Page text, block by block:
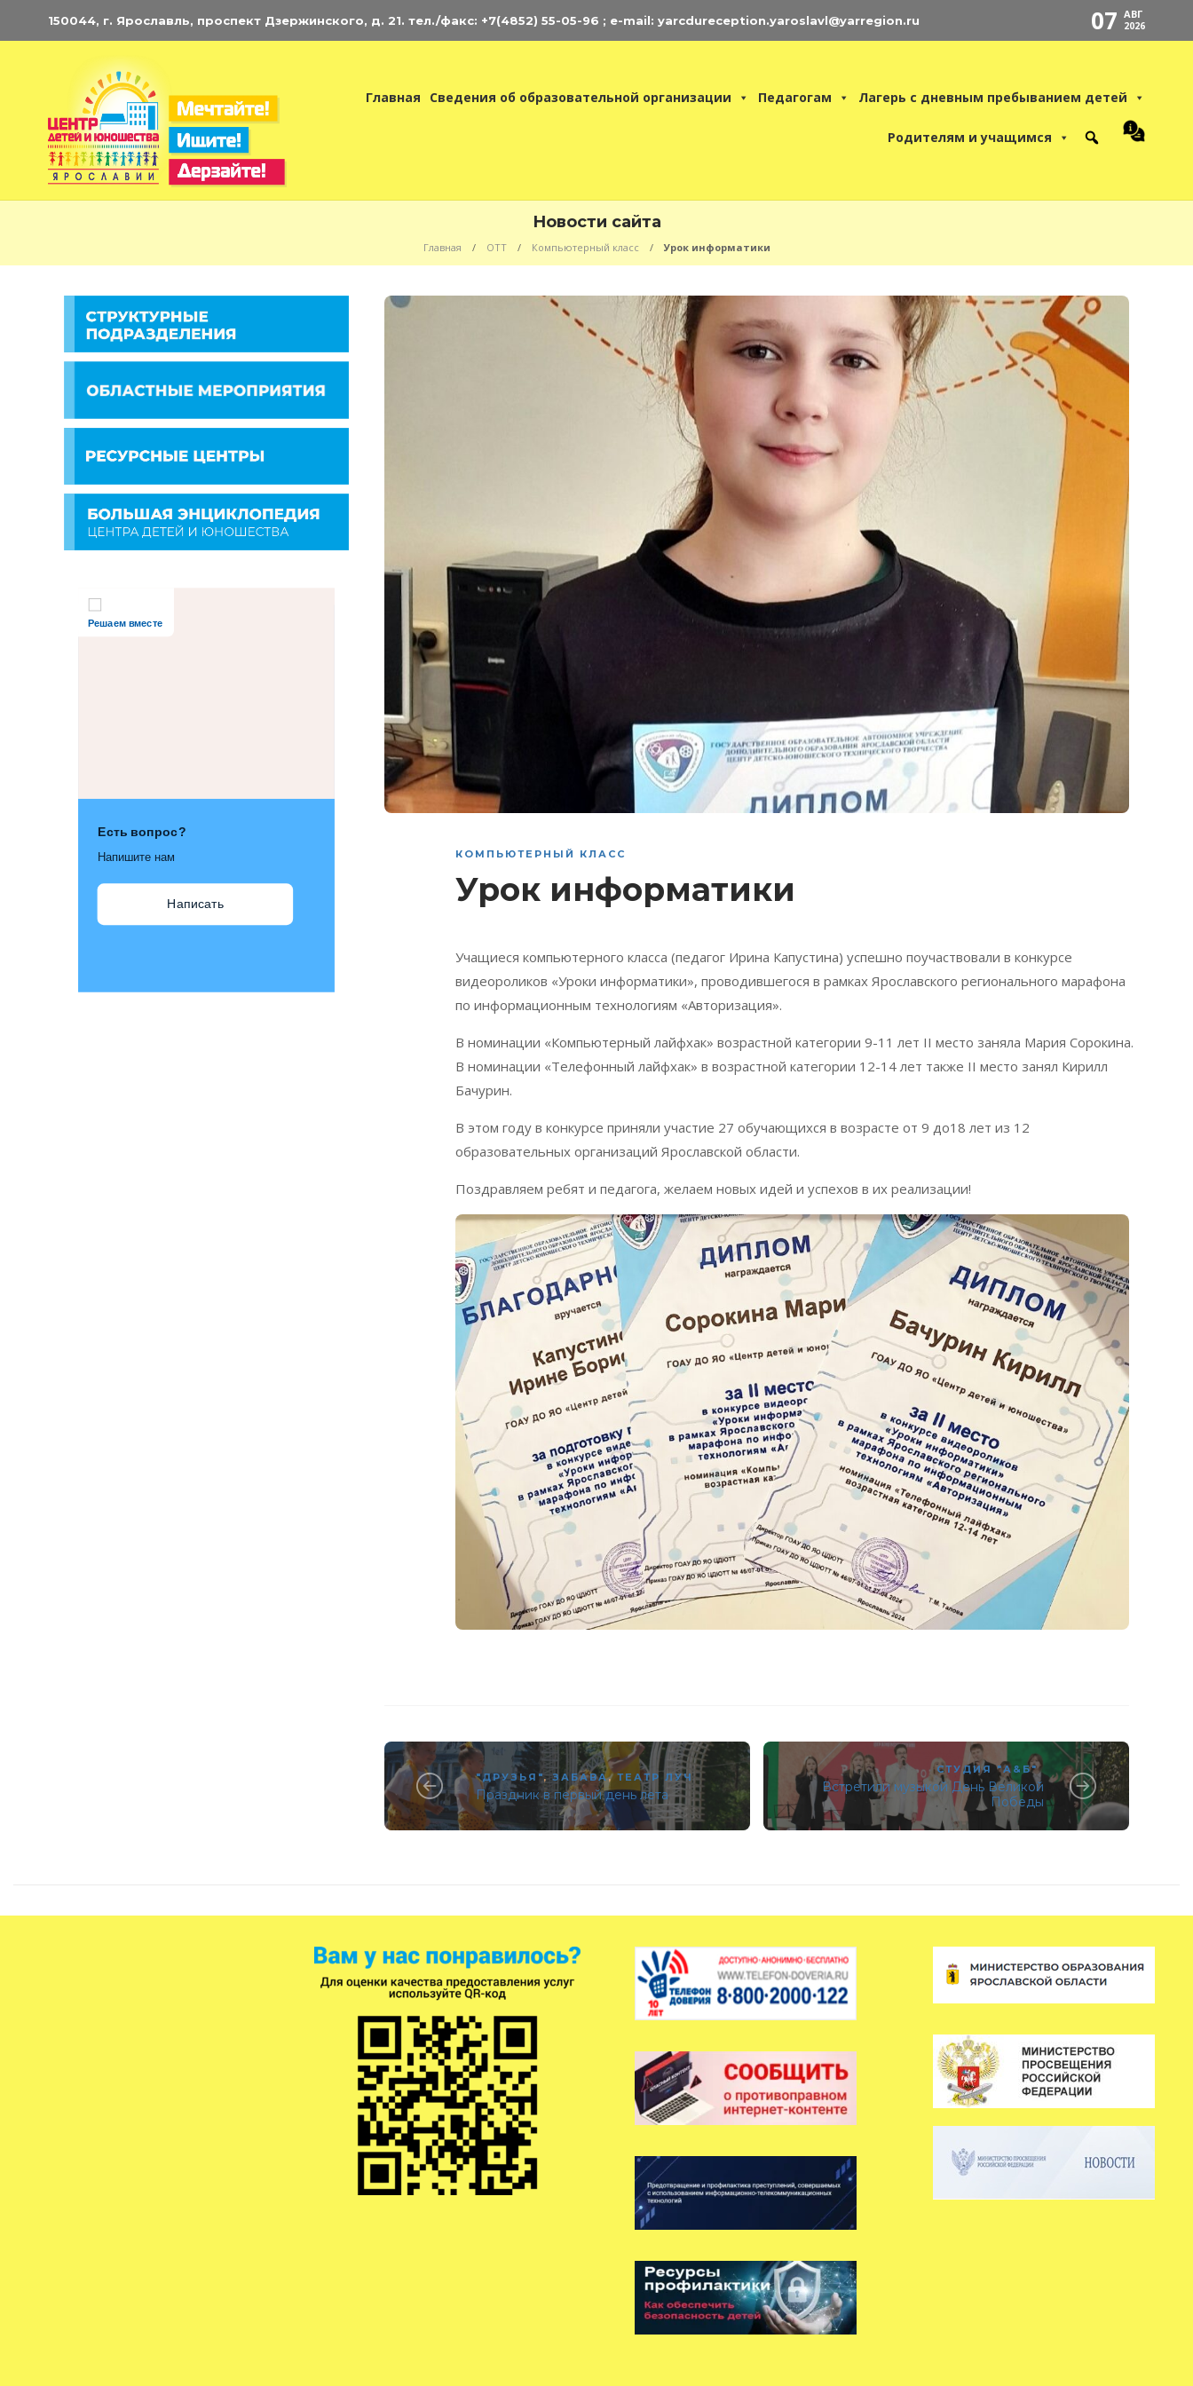
150044, г. Ярославль, проспект Дзержинского, д. 21. тел./факс: +7(4852) 55-05-96 ; e-mail: yarcdureception.yaroslavl@yarregion.ru 07 АВГ
2026
Главная Сведения об образовательной организации Педагогам Лагерь с дневным пребыванием детей
Родителям и учащимся
Новости сайта
Главная ОТТ Компьютерный класс Урок информатики
КОМПЬЮТЕРНЫЙ КЛАСС
Урок информатики
Учащиеся компьютерного класса (педагог Ирина Капустина) успешно поучаствовали в конкурсе
видеороликов «Уроки информатики», проводившегося в рамках Ярославского регионального марафона
по информационным технологиям «Авторизация».
В номинации «Компьютерный лайфхак» возрастной категории 9-11 лет II место заняла Мария Сорокина.
В номинации «Телефонный лайфхак» в возрастной категории 12-14 лет также II место занял Кирилл
Бачурин.
В этом году в конкурсе приняли участие 27 обучающихся в возрасте от 9 до18 лет из 12
образовательных организаций Ярославской области.
Поздравляем ребят и педагога, желаем новых идей и успехов в их реализации!
"ДРУЗЬЯ",ЗАБАВА, ТЕАТР ЛУЧ
Праздник в первый день лета
СТУДИЯ "А&Б"
Встретили музыкой День Великой
Победы
Решаем вместе
Есть вопрос?
Напишите нам
Написать